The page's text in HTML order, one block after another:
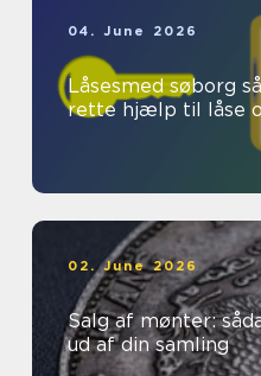
04. June 2026
Låsesmed søborg sådan vælger du den
rette hjælp til låse
02. June 2026
Salg af mønter:
ud af din samling